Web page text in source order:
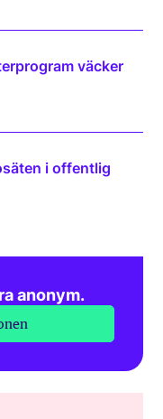
väcker
i offentlig
anonym.